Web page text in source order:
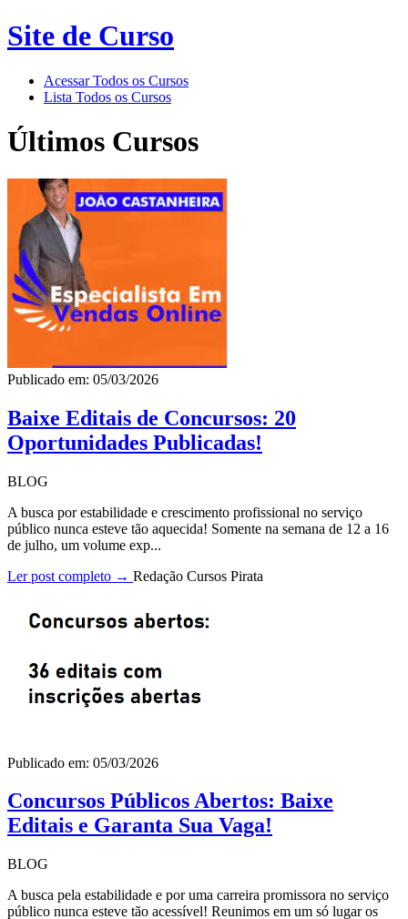
Site de Curso
Acessar Todos os Cursos
Lista Todos os Cursos
Últimos Cursos
Publicado em: 05/03/2026
Baixe Editais de Concursos: 20
Oportunidades Publicadas!
BLOG
A busca por estabilidade e crescimento profissional no serviço
público nunca esteve tão aquecida! Somente na semana de 12 a 16
de julho, um volume exp...
Ler post completo → Redação Cursos Pirata
Publicado em: 05/03/2026
Concursos Públicos Abertos: Baixe
Editais e Garanta Sua Vaga!
BLOG
A busca pela estabilidade e por uma carreira promissora no serviço
público nunca esteve tão acessível! Reunimos em um só lugar os